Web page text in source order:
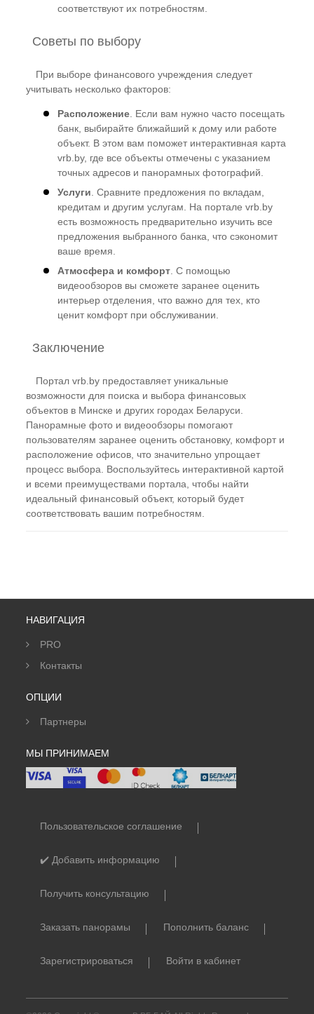
соответствуют их потребностям.
Советы по выбору
При выборе финансового учреждения следует
учитывать несколько факторов:
Расположение . Если вам нужно часто посещать
банк, выбирайте ближайший к дому или работе
объект. В этом вам поможет интерактивная карта
vrb.by, где все объекты отмечены с указанием
точных адресов и панорамных фотографий.
Услуги . Сравните предложения по вкладам,
кредитам и другим услугам. На портале vrb.by
есть возможность предварительно изучить все
предложения выбранного банка, что сэкономит
ваше время.
Атмосфера и комфорт . С помощью
видеообзоров вы сможете заранее оценить
интерьер отделения, что важно для тех, кто
ценит комфорт при обслуживании.
Заключение
Портал vrb.by предоставляет уникальные
возможности для поиска и выбора финансовых
объектов в Минске и других городах Беларуси.
Панорамные фото и видеообзоры помогают
пользователям заранее оценить обстановку, комфорт и
расположение офисов, что значительно упрощает
процесс выбора. Воспользуйтесь интерактивной картой
и всеми преимуществами портала, чтобы найти
идеальный финансовый объект, который будет
соответствовать вашим потребностям.
НАВИГАЦИЯ
PRO
Контакты
ОПЦИИ
Партнеры
МЫ ПРИНИМАЕМ
Пользовательское соглашение
✔️ Добавить информацию
Получить консультацию
Заказать панорамы Пополнить баланс
Зарегистрироваться Войти в кабинет